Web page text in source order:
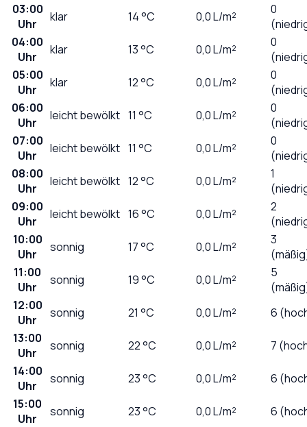
03:00
Uhr
klar 14°C 0,0L/m²
0
04:00
Uhr
klar 13°C 0,0L/m²
0
05:00
Uhr
klar 12°C 0,0L/m²
0
06:00
Uhr
leicht bewölkt 11 °C 0,0L/m²
0
07:00
Uhr
leicht bewölkt 11 °C 0,0L/m²
0
08:00
Uhr
leicht bewölkt 12°C 0,0L/m²
1
09:00
Uhr
leicht bewölkt 16°C 0,0L/m²
2
10:00
Uhr
sonnig 17°C 0,0L/m²
3
11:00
Uhr
sonnig 19°C 0,0L/m²
5
12:00
Uhr
sonnig 21 °C 0,0L/m²
6
13:00
Uhr
sonnig 22°C 0,0L/m²
7
14:00
Uhr
sonnig 23°C 0,0L/m²
6
15:00
Uhr
sonnig 23°C 0,0L/m²
6